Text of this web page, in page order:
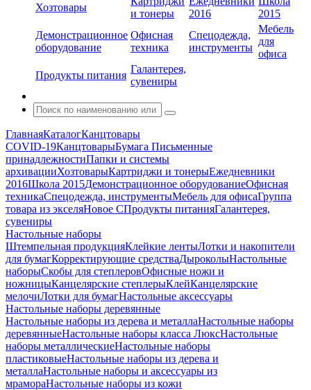
Хозтовары
и тонеры
2016
2015
Демонстрационное
оборудование
Офисная
техника
Спецодежда,
инструменты
Мебель
для
офиса
Продукты питания
Галантерея,
сувениры
ГлавнаяКаталогКанцтовары
COVID-19КанцтоварыБумага Письменные
принадлежностиПапки и системы
архивацииХозтоварыКартриджи и тонерыЕжедневники
2016Школа 2015Демонстрационное оборудованиеОфисная
техникаСпецодежда, инструментыМебель для офисаГруппа
товара из экселяНовое СПродукты питанияГалантерея,
сувениры
Настольные наборы
Штемпельная продукцияКлейкие лентыЛотки и накопители
для бумагКорректирующие средстваДыроколыНастольные
наборыСкобы для степлеровОфисные ножи и
ножницыКанцелярские степлерыКлейКанцелярские
мелочиЛотки для бумагНастольные аксессуары
Настольные наборы деревянные
Настольные наборы из дерева и металлаНастольные наборы
деревянныеНастольные наборы класса ЛюксНастольные
наборы металлическиеНастольные наборы
пластиковыеНастольные наборы из дерева и
металлаНастольные наборы и аксессуары из
мрамораНастольные наборы из кожи